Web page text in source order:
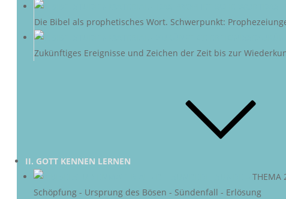
Die Bibel als prophetisches Wort. Schwerpunkt:
Zukünftiges Ereignisse und Zeichen der Zeit bis zur
II. GOTT KENNEN LERNEN
THEMA
Schöpfung - Ursprung des Bösen - Sündenfall - Erlösung